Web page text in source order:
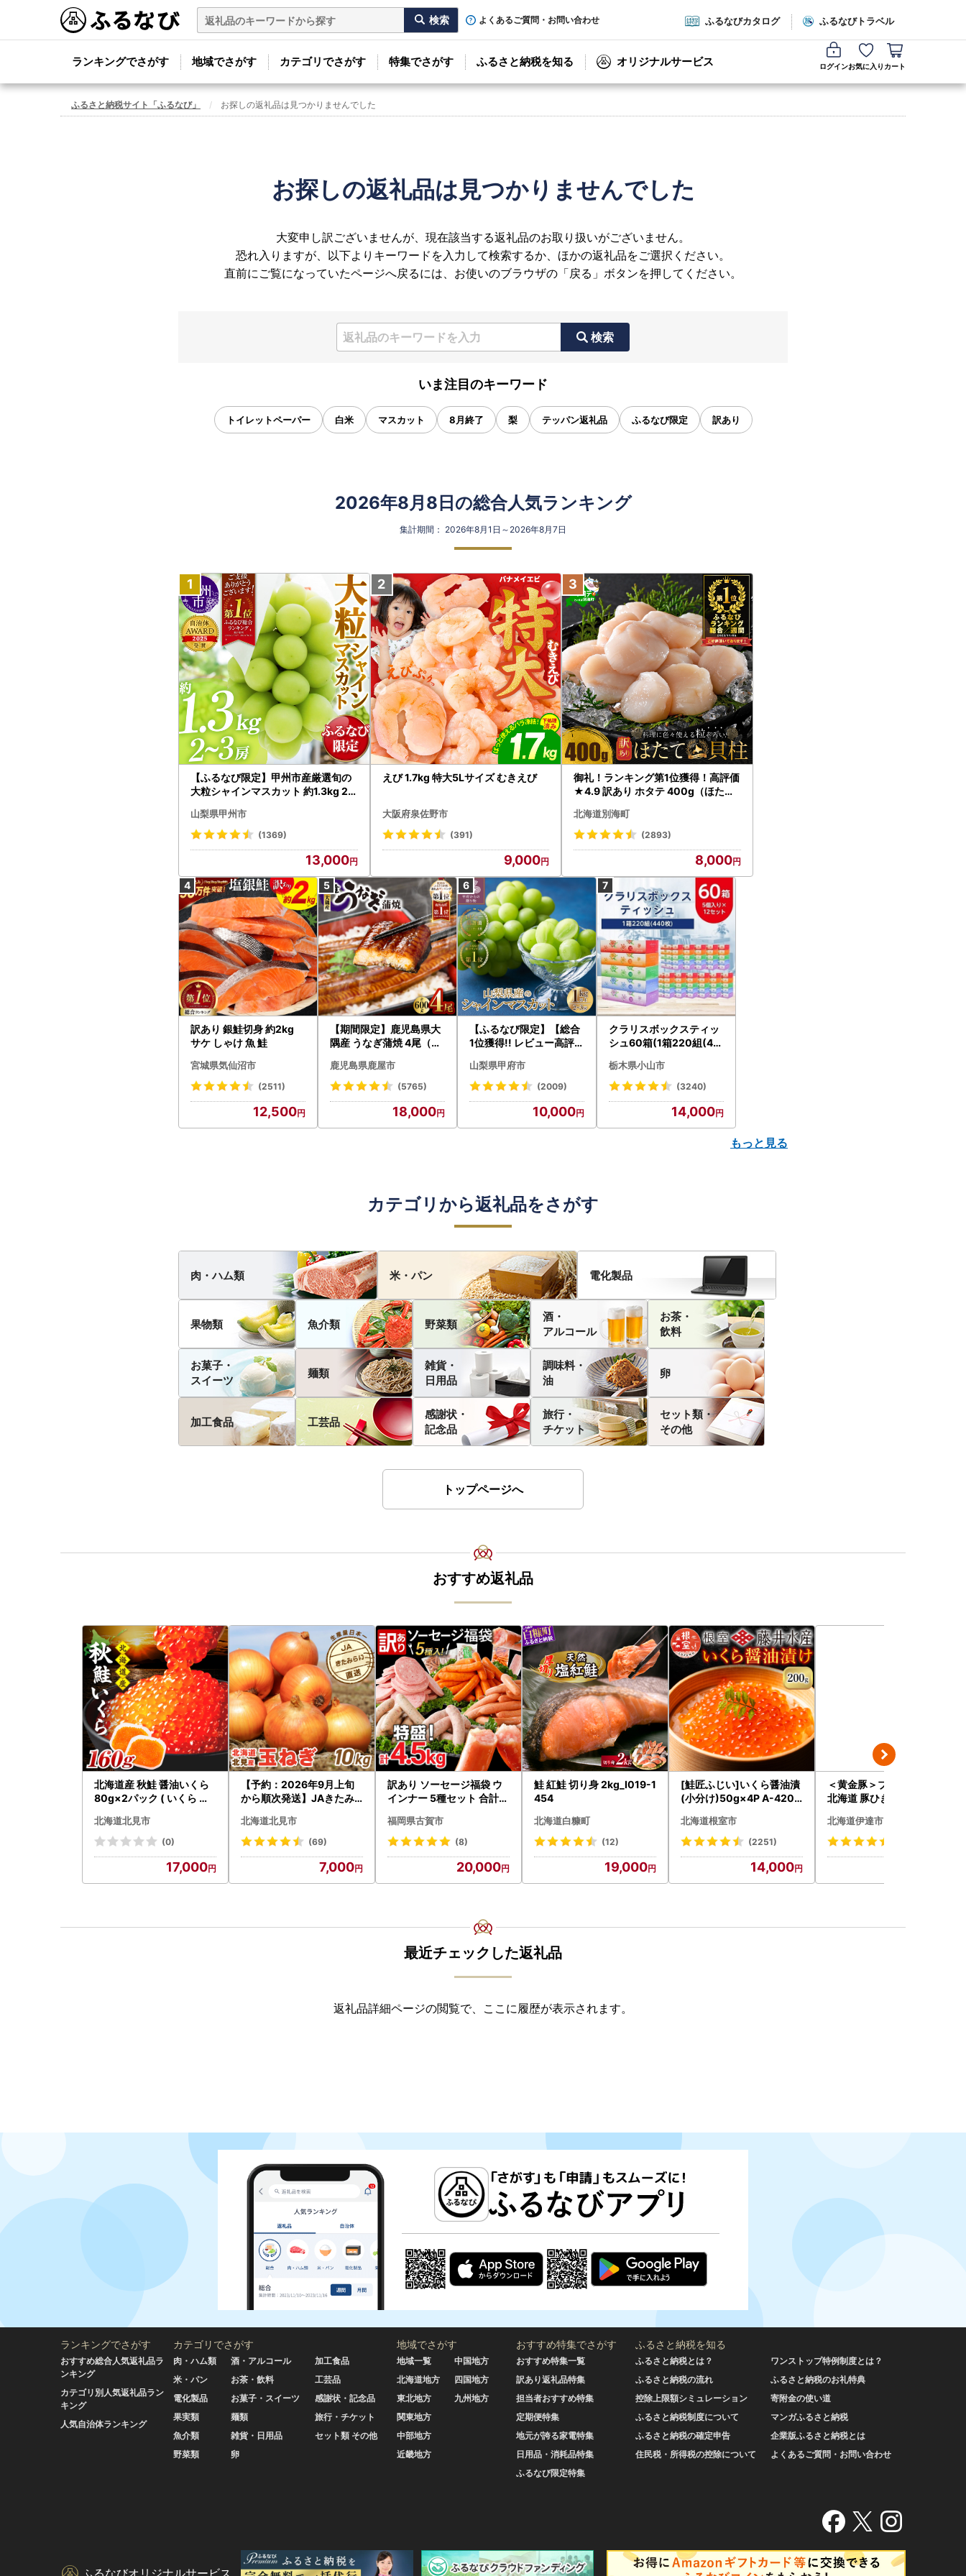
よくあるご質問・お問い合わせ ふるなびカタログ ふるなびトラベル
ランキングでさがす 地域でさがす カテゴリでさがす 特集でさがす ふるさと納税を知る オリジナルサービス ログインお気に入り カート
ふるさと納税サイト「ふるなび」 お探しの返礼品は見つかりませんでした
お探しの返礼品は見つかりませんでした
大変申し訳ございませんが、現在該当する返礼品のお取り扱いがございません。
恐れ入りますが、以下よりキーワードを入力して検索するか、ほかの返礼品をご選択ください。
直前にご覧になっていたページへ戻るには、お使いのブラウザの「戻る」ボタンを押してください。
検索
いま注目のキーワード
トイレットペーパー 白米 マスカット 8月終了 梨 テッパン返礼品 ふるなび限定 訳あり
2026年8月8日の総合人気ランキング
集計期間： 2026年8月1日～2026年8月7日
【ふるなび限定】甲州市産厳選旬の
大粒シャインマスカット 約1.3kg 2
472 FN-Limited-VO シャインマス
カット フルーツ
山梨県甲州市
(1369)
13,000
えび 1.7kg 特大5Lサイズ むきえび
大阪府泉佐野市
(391)
9,000
御礼！ランキング第1位獲得！高評価
★4.9 訳あり ホタテ 400g（ほたて
北海道別海町
(2893)
8,000
訳あり 銀鮭切身 約2kg
サケ しゃけ 魚 鮭
宮城県気仙沼市
(2511)
12,500
【期間限定】鹿児島県大
隅産 うなぎ蒲焼 4尾（60
cp18 うなぎ 鰻 魚 惣菜 総
菜
鹿児島県鹿屋市
(5765)
18,000
【ふるなび限定】【総合
1位獲得!! レビュー高評価
〉山梨県産 シャインマス
カット 2～3房（1.0kg以
N-Limited-SP
山梨県甲府市
(2009)
10,000
クラリスボックスティッ
シュ60箱(1箱220組(44
ト)【配送不可地域：離島
・沖縄県】【1256759】
栃木県小山市
(3240)
14,000
もっと見る
カテゴリから返礼品をさがす
肉・ハム類 米・パン 電化製品
果物類 魚介類 野菜類
酒・
アルコール
お茶・
飲料
お菓子・
スイーツ
麺類
雑貨・
日用品
調味料・
油
卵
加工食品 工芸品
感謝状・
記念品
旅行・
チケット
セット類・
その他
トップページへ
おすすめ返礼品
北海道産 秋鮭 醤油いくら
80g×2パック ( いくら イ
くら 醤油漬け パック 北海
道産 ふるさと納税 秋鮭 )【
北海道北見市
(0)
17,000
【予約：2026年9月上旬
から順次発送】JAきたみ
g ( タマネギ たまねぎ 野菜
)【210-0003-2026】
北海道北見市
(69)
7,000
訳あり ソーセージ福袋 ウ
インナー 5種セット 合計4.
福岡県古賀市
(8)
20,000
鮭 紅鮭 切り身 2kg_I019-1
454
北海道白糠町
(12)
19,000
[鮭匠ふじい]いくら醤油漬
(小分け)50g×4P A-4209
北海道根室市
(2251)
14,000
＜黄金豚＞ブランドポーク
北海道 豚ひき肉 普通挽き
北海道伊達市
最近チェックした返礼品
返礼品詳細ページの閲覧で、ここに履歴が表示されます。
ランキングでさがす
おすすめ総合人気返礼品ラ
ンキング
カテゴリ別人気返礼品ラン
キング
人気自治体ランキング
カテゴリでさがす
肉・ハム類
米・パン
電化製品
果実類
魚介類
野菜類
酒・アルコール
お茶・飲料
お菓子・スイーツ
麺類
雑貨・日用品
卵
加工食品
工芸品
感謝状・記念品
旅行・チケット
セット類 その他
地域でさがす
地域一覧
北海道地方
東北地方
関東地方
中部地方
近畿地方
中国地方
四国地方
九州地方
おすすめ特集でさがす
おすすめ特集一覧
訳あり返礼品特集
担当者おすすめ特集
定期便特集
地元が誇る家電特集
日用品・消耗品特集
ふるなび限定特集
ふるさと納税を知る
ふるさと納税とは？
ふるさと納税の流れ
控除上限額シミュレーション
ふるさと納税制度について
ふるさと納税の確定申告
住民税・所得税の控除について
ワンストップ特例制度とは？
ふるさと納税のお礼特典
寄附金の使い道
マンガふるさと納税
企業版ふるさと納税とは
よくあるご質問・お問い合わせ